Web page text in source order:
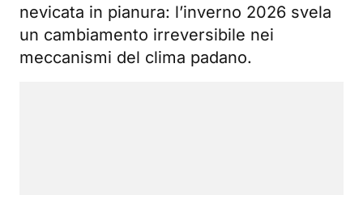
nevicata in pianura: l’inverno 2026 svela
un cambiamento irreversibile nei
meccanismi del clima padano.